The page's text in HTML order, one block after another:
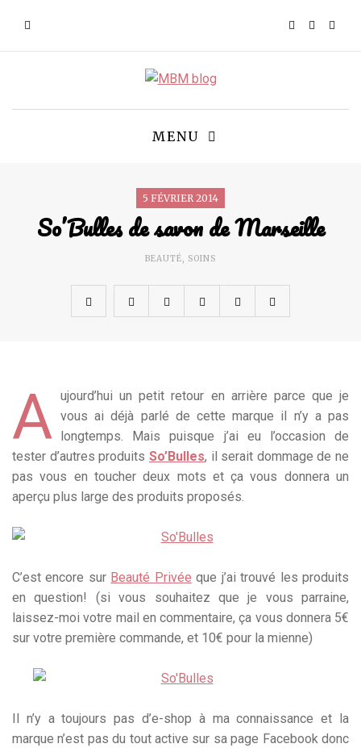
MENU
5 FÉVRIER 2014
So’Bulles de savon de Marseille
BEAUTÉ, SOINS
A ujourd’hui un petit retour en arrière parce que je
vous ai déjà parlé de cette marque il n’y a pas
longtemps. Mais puisque j’ai eu l’occasion de
tester d’autres produits So’Bulles, il serait dommage de ne
pas vous en toucher deux mots et ça vous donnera un
aperçu plus large des produits proposés.
C’est encore sur Beauté Privée que j’ai trouvé les produits
en question! (si vous souhaitez que je vous parraine,
laissez-moi votre mail en commentaire, ça vous donnera 5€
sur votre première commande, et 10€ pour la mienne)
Il n’y a toujours pas d’e-shop à ma connaissance et la
marque n’est pas du tout active sur sa page Facebook donc